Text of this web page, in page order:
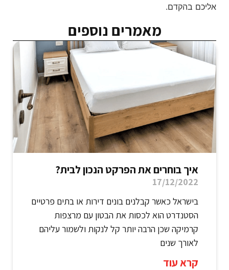
אליכם בהקדם.
מאמרים נוספים
איך בוחרים את הפרקט הנכון לבית?
17/12/2022
בישראל כאשר קבלנים בונים דירות או בתים פרטיים
הסטנדרט הוא לכסות את הבטון עם מרצפות
קרמיקה שכן הרבה יותר קל לנקות ולשמור עליהם
לאורך שנים
קרא עוד